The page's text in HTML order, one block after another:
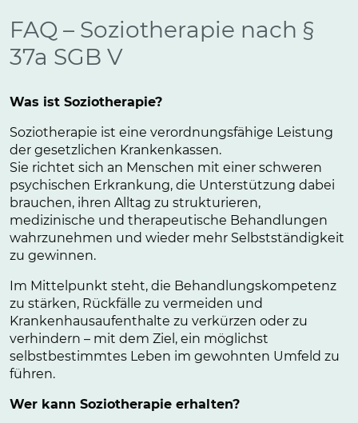
FAQ – Soziotherapie nach §
37a SGB V
Was ist Soziotherapie?
Soziotherapie ist eine verordnungsfähige Leistung
der gesetzlichen Krankenkassen.
Sie richtet sich an Menschen mit einer schweren
psychischen Erkrankung, die Unterstützung dabei
brauchen, ihren Alltag zu strukturieren,
medizinische und therapeutische Behandlungen
wahrzunehmen und wieder mehr Selbstständigkeit
zu gewinnen.
Im Mittelpunkt steht, die Behandlungskompetenz
zu stärken, Rückfälle zu vermeiden und
Krankenhausaufenthalte zu verkürzen oder zu
verhindern – mit dem Ziel, ein möglichst
selbstbestimmtes Leben im gewohnten Umfeld zu
führen.
Wer kann Soziotherapie erhalten?